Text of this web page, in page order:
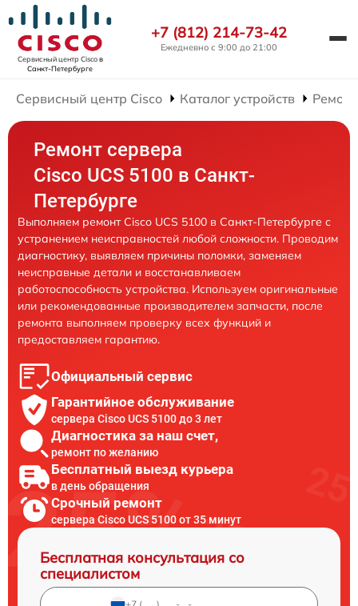
Сервисный центр Ciscoв
Санкт-Петербурге
+7 (812) 214-73-42
Ежедневно с 9:00 до 21:00
Сервисный центр Cisco Каталог устройств
Ремонт сервера
Cisco UCS 5100 в Санкт-
Петербурге
Выполняем ремонт Cisco UCS 5100 в Санкт-Петербурге с
устранением неисправностей любой сложности. Проводим
диагностику, выявляем причины поломки, заменяем
неисправные детали и восстанавливаем
работоспособность устройства. Используем оригинальные
или рекомендованные производителем запчасти, после
ремонта выполняем проверку всех функций и
предоставляем гарантию.
Официальный сервис
Гарантийное обслуживание
сервера Cisco UCS 5100 до 3 лет
Диагностика за наш счет,
ремонт по желанию
Бесплатный выезд курьера
в день обращения
Срочный ремонт
сервера Cisco UCS 5100 от 35 минут
Бесплатная консультация со
специалистом